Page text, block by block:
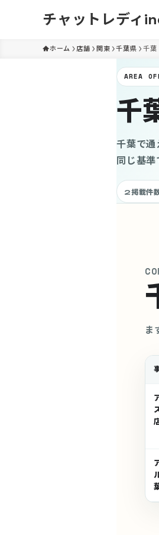
チャットレディ
ホーム 店舗 関東 千葉県 千葉
AREA
千
千葉で通
同じ基準
2掲載件
ま